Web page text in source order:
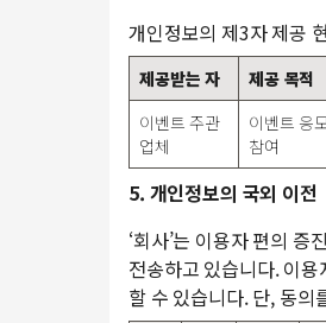
개인정보의 제3자 제공
제공받는 자 제공 목적
이벤트 주관
업체
이벤트 응
참여
5. 개인정보의 국외 이전
‘회사’는 이용자 편의
전송하고 있습니다. 이
할 수 있습니다. 단, 동의